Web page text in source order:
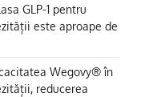
GLP-1 pentru
este aproape de
Wegovy® în
reducerea